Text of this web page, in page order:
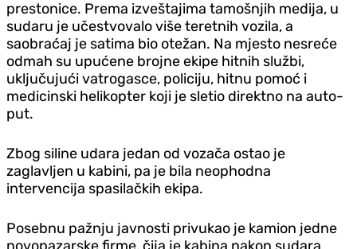
prestonice. Prema izveštajima tamošnjih medija, u
sudaru je učestvovalo više teretnih vozila, a
saobraćaj je satima bio otežan. Na mjesto nesreće
odmah su upućene brojne ekipe hitnih službi,
uključujući vatrogasce, policiju, hitnu pomoć i
medicinski helikopter koji je sletio direktno na auto-
put.
Zbog siline udara jedan od vozača ostao je
zaglavljen u kabini, pa je bila neophodna
intervencija spasilačkih ekipa.
Posebnu pažnju javnosti privukao je kamion jedne